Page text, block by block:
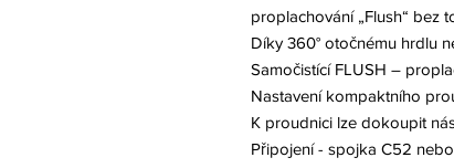
proplachování „Flush“ bez
Díky 360° otočnému hrdlu
Samočistící FLUSH –
Nastavení kompaktního
K proudnici lze dokoupit
Připojení - spojka C52 nebo